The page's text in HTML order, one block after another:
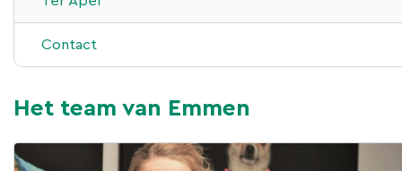
Tandheelkunde
Contact
Het team van Emmen